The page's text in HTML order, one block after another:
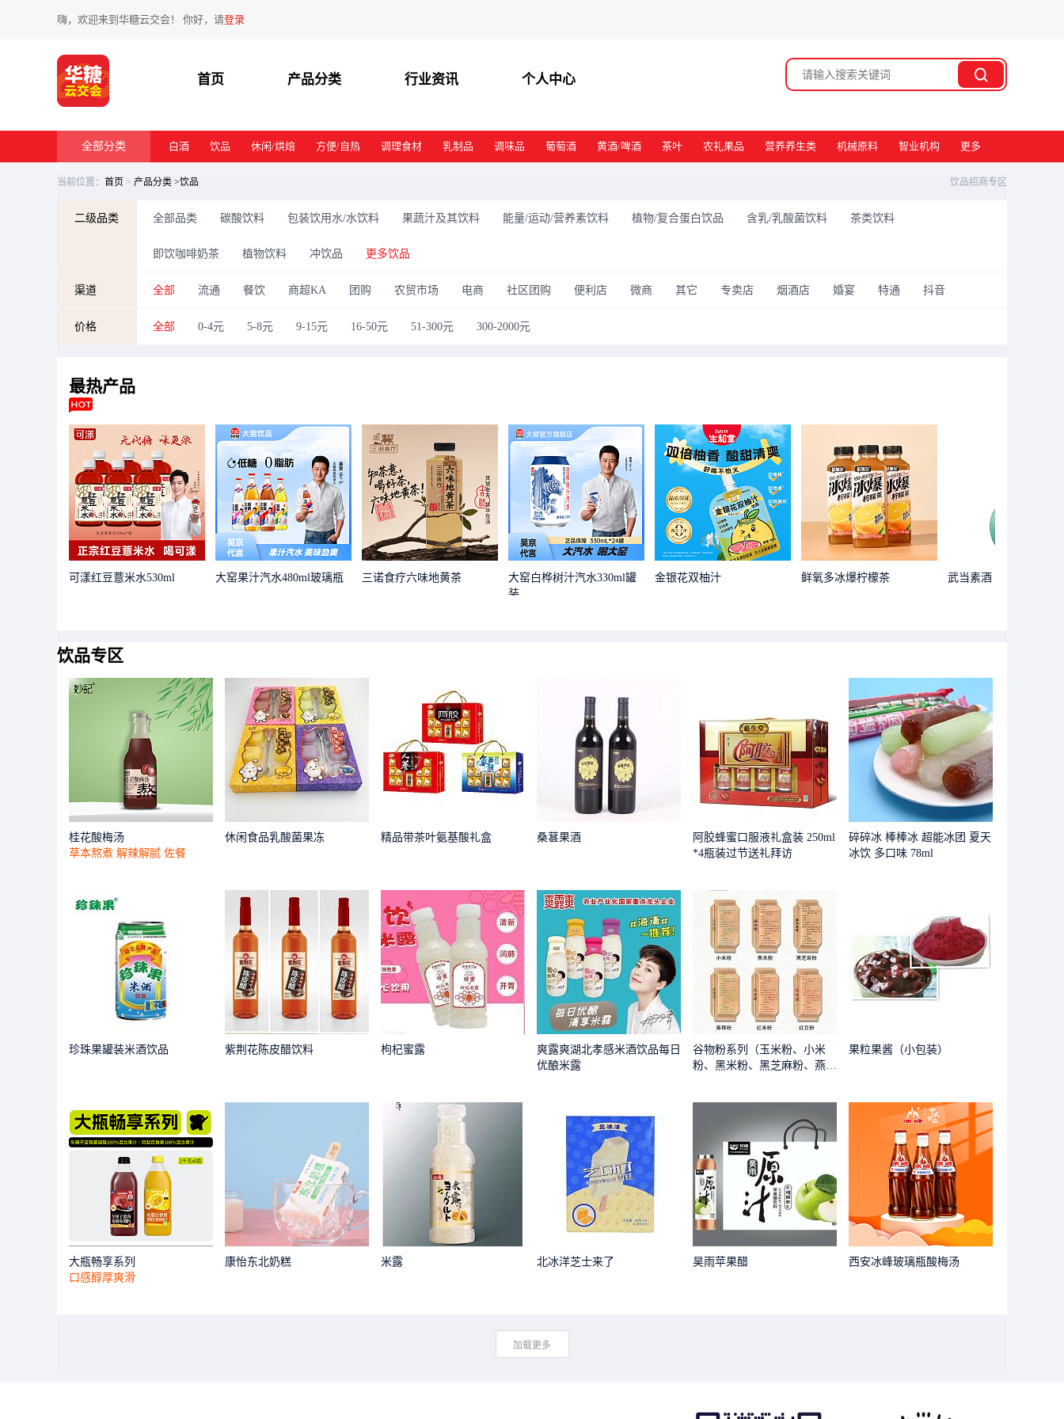
嗨，欢迎来到华糖云交会！ 你好，请登录
首页 产品分类 行业资讯 个人中心
全部分类 白酒 饮品 休闲/烘焙 方便/自热 调理食材 乳制品 调味品 葡萄酒 黄酒/啤酒 茶叶 农礼果品 营养养生类 机械原料 智业机构 更多
当前位置： 首页 > 产品分类 >饮品 饮品招商专区
二级品类 全部品类 碳酸饮料 包装饮用水/水饮料 果蔬汁及其饮料 能量/运动/营养素饮料 植物/复合蛋白饮品 含乳/乳酸菌饮料 茶类饮料
即饮咖啡奶茶 植物饮料 冲饮品 更多饮品
渠道 全部 流通 餐饮 商超KA 团购 农贸市场 电商 社区团购 便利店 微商 其它 专卖店 烟酒店 婚宴 特通 抖音
价格 全部 0-4元 5-8元 9-15元 16-50元 51-300元 300-2000元
最热产品
可漾红豆薏米水530ml 大窑果汁汽水480ml玻璃瓶 三诺食疗六味地黄茶
大窑白桦树汁汽水330ml罐
装
金银花双柚汁 鲜氧多冰爆柠檬茶 武当素酒
饮品专区
桂花酸梅汤
草本熬煮 解辣解腻 佐餐
休闲食品乳酸菌果冻 精品带茶叶氨基酸礼盒 桑葚果酒
阿胶蜂蜜口服液礼盒装 250ml
*4瓶装过节送礼拜访
碎碎冰 棒棒冰 超能冰团 夏天
冰饮 多口味 78ml
珍珠果罐装米酒饮品 紫荆花陈皮醋饮料 枸杞蜜露
爽露爽湖北孝感米酒饮品每日
优酿米露
谷物粉系列（玉米粉、小米
粉、黑米粉、黑芝麻粉、燕麦
果粒果酱（小包装）
大瓶畅享系列
口感醇厚爽滑
康怡东北奶糕 米露 北冰洋芝士来了 昊雨苹果醋 西安冰峰玻璃瓶酸梅汤
加载更多